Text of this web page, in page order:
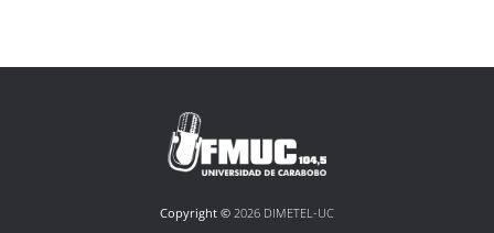
Copyright © 2026 DIMETEL-UC